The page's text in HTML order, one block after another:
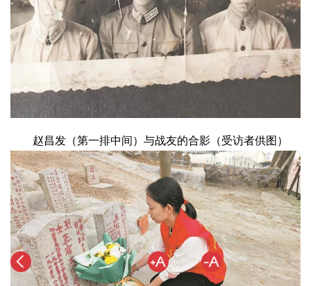
赵昌发（第一排中间）与战友的合影（受访者供图）